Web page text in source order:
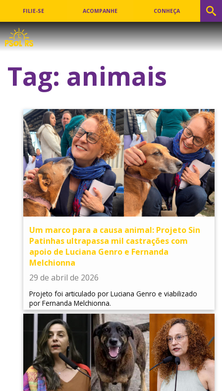
FILIE-SE ACOMPANHE CONHEÇA
Tag: animais
Um marco para a causa animal: Projeto Sin
Patinhas ultrapassa mil castrações com
apoio de Luciana Genro e Fernanda
Melchionna
29 de abril de 2026
Projeto foi articulado por Luciana Genro e viabilizado
por Fernanda Melchionna.